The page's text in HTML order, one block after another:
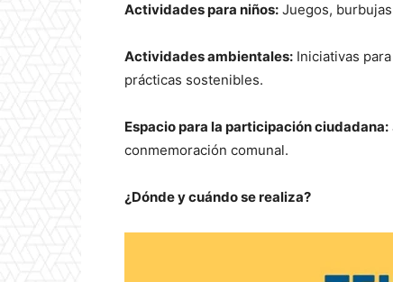
Actividades para niños: Juegos,
Actividades ambientales: Iniciativas
prácticas sostenibles.
Espacio para la participación ciudadana:
conmemoración comunal.
¿Dónde y cuándo se realiza?